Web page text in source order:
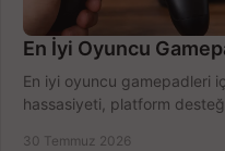
En İyi Oyuncu
En iyi oyuncu gamepadleri
hassasiyeti, platform
30 Temmuz 2026